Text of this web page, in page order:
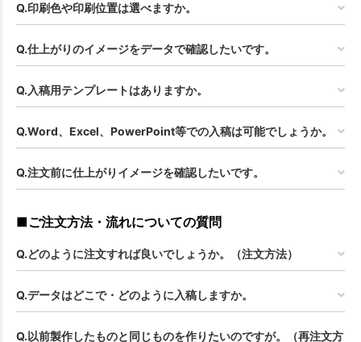
Q.印刷色や印刷位置は選べますか。
Q.仕上がりのイメージをデータで確認したいです。
Q.入稿用テンプレートはありますか。
Q.Word、Excel、PowerPoint等での入稿は可能でしょうか。
Q.注文前に仕上がりイメージを確認したいです。
■ご注文方法・流れについての質問
Q.どのように注文すれば良いでしょうか。（注文方法）
Q.データはどこで・どのように入稿しますか。
Q.以前製作したものと同じものを作りたいのですが。（再注文方